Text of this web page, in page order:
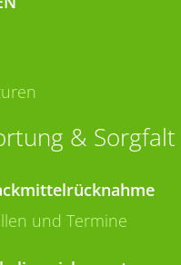
& Sorgfalt
und Termine